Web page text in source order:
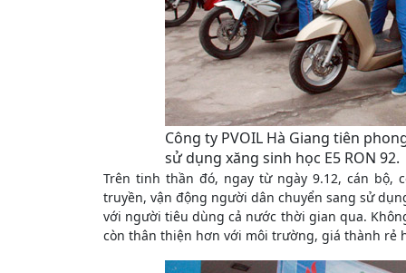
Công ty PVOIL Hà Giang tiên
sử dụng xăng sinh học E5 RON 92.
Trên tinh thần đó, ngay từ ngày 9.12, cán bộ,
truyền, vận động người dân chuyển sang sử
với người tiêu dùng cả nước thời gian qua.
còn thân thiện hơn với môi trường, giá thành rẻ